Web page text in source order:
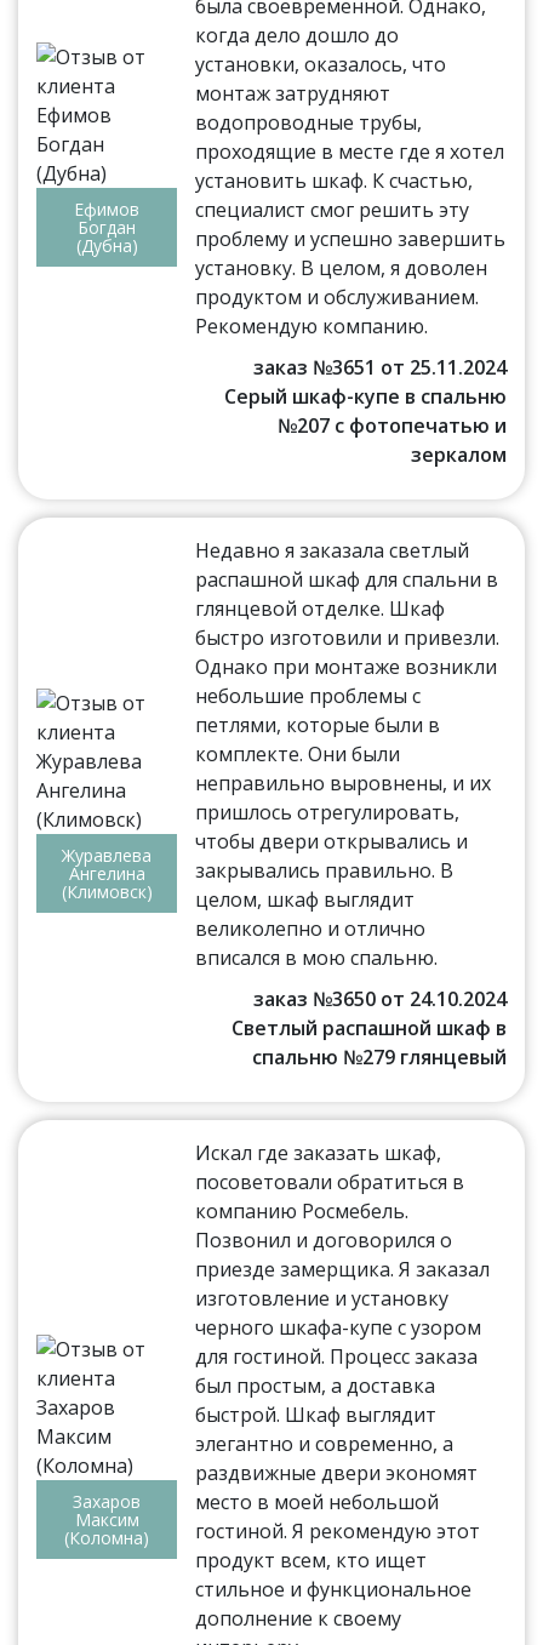
Ефимов
Богдан
(Дубна)
была своевременной. Однако,
когда дело дошло до
установки, оказалось, что
монтаж затрудняют
водопроводные трубы,
проходящие в месте где я хотел
установить шкаф. К счастью,
специалист смог решить эту
проблему и успешно завершить
установку. В целом, я доволен
продуктом и обслуживанием.
Рекомендую компанию.
заказ №3651 от 25.11.2024
Серый шкаф-купе в спальню
№207 с фотопечатью и
зеркалом
Журавлева
Ангелина
(Климовск)
Недавно я заказала светлый
распашной шкаф для спальни в
глянцевой отделке. Шкаф
быстро изготовили и привезли.
Однако при монтаже возникли
небольшие проблемы с
петлями, которые были в
комплекте. Они были
неправильно выровнены, и их
пришлось отрегулировать,
чтобы двери открывались и
закрывались правильно. В
целом, шкаф выглядит
великолепно и отлично
вписался в мою спальню.
заказ №3650 от 24.10.2024
Светлый распашной шкаф в
спальню №279 глянцевый
Захаров
Максим
(Коломна)
Искал где заказать шкаф,
посоветовали обратиться в
компанию Росмебель.
Позвонил и договорился о
приезде замерщика. Я заказал
изготовление и установку
черного шкафа-купе с узором
для гостиной. Процесс заказа
был простым, а доставка
быстрой. Шкаф выглядит
элегантно и современно, а
раздвижные двери экономят
место в моей небольшой
гостиной. Я рекомендую этот
продукт всем, кто ищет
стильное и функциональное
дополнение к своему